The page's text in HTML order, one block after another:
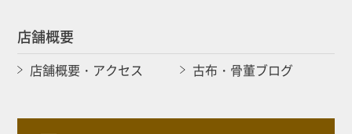
店舗概要
店舗概要・アクセス 古布・骨董ブログ